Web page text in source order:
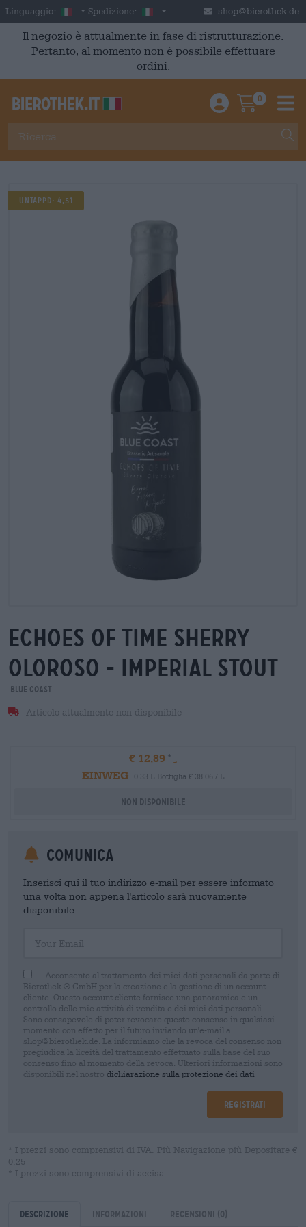
Skip to main content
Linguaggio: Italian
Spedizione: Italia shop@bierothek.de
Il negozio è attualmente in fase di ristrutturazione.
Pertanto, al momento non è possibile effettuare
ordini.
Einloggen /
0
Untappd: 4,51
echoes of time sherry
oloroso - imperial stout
Blue Coast
Articolo attualmente non disponibile
€ 12,89
EINWEG
0,33 L Bottiglia € 38,06 / L
Non disponibile
Comunica
Inserisci qui il tuo indirizzo e-mail per essere informato
una volta non appena l'articolo sarà nuovamente
disponibile.
Acconsento al trattamento dei miei dati personali da parte di
Bierothek ® GmbH per la creazione e la gestione di un account
cliente. Questo account cliente fornisce una panoramica e un
controllo delle mie attività di vendita e dei miei dati personali.
Sono consapevole di poter revocare questo consenso in qualsiasi
momento con effetto per il futuro inviando un'e-mail a
shop@bierothek.de. La informiamo che la revoca del consenso non
pregiudica la liceità del trattamento effettuato sulla base del suo
consenso fino al momento della revoca. Ulteriori informazioni sono
disponibili nel nostro dichiarazione sulla protezione dei dati
Registrati
* I prezzi sono comprensivi di IVA. Più Navigazione più Depositare €
0,25
* I prezzi sono comprensivi di accisa
Descrizione Informazioni Recensioni (0)